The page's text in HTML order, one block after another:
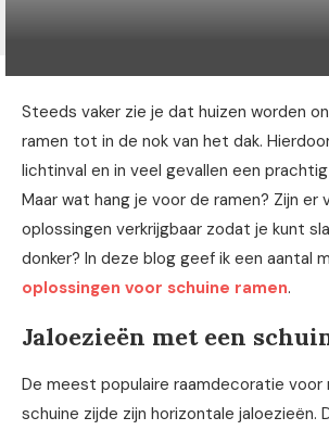
Steeds vaker zie je dat huizen worden
ramen tot in de nok van het dak.
lichtinval en in veel gevallen een
Maar wat hang je voor de ramen? Zijn er
oplossingen verkrijgbaar zodat je kunt
donker? In deze blog geef ik een aantal
oplossingen voor schuine ramen.
Jaloezieën met een
De meest populaire raamdecoratie voor
schuine zijde zijn horizontale jaloezieën.